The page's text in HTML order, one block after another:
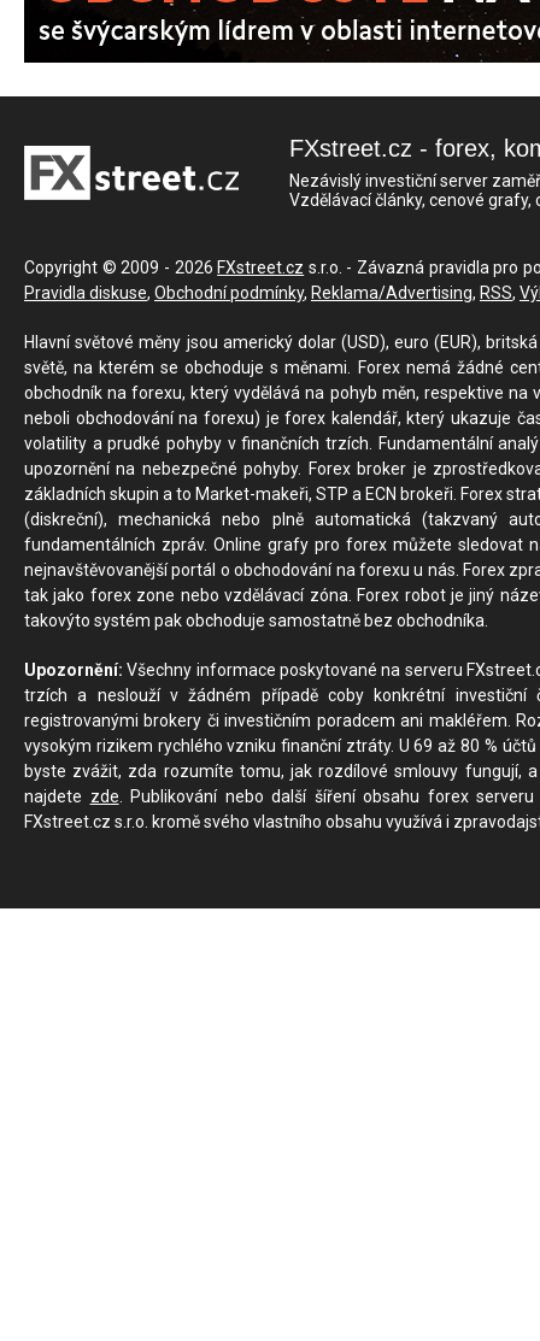
FXstreet.cz - forex,
Nezávislý investiční server
Vzdělávací články, cenové
Copyright © 2009 - 2026 FXstreet.cz s.r.o. - Závazná pravidla pro
Pravidla diskuse, Obchodní podmínky, Reklama/Advertising, RSS,
Hlavní světové měny jsou americký dolar (USD), euro (EUR),
světě, na kterém se obchoduje s měnami. Forex nemá žádné
obchodník na forexu, který vydělává na pohyb měn, respektive
neboli obchodování na forexu) je forex kalendář, který ukazuje
volatility a prudké pohyby v finančních trzích. Fundamentální
upozornění na nebezpečné pohyby. Forex broker je
základních skupin a to Market-makeři, STP a ECN brokeři. Forex
(diskreční), mechanická nebo plně automatická (takzvaný
fundamentálních zpráv. Online grafy pro forex můžete sledovat
nejnavštěvovanější portál o obchodování na forexu u nás. Forex
tak jako forex zone nebo vzdělávací zóna. Forex robot je jiný
takovýto systém pak obchoduje samostatně bez obchodníka.
Upozornění: Všechny informace poskytované na serveru
trzích a neslouží v žádném případě coby konkrétní investiční
registrovanými brokery či investičním poradcem ani makléřem.
vysokým rizikem rychlého vzniku finanční ztráty. U 69 až 80 %
byste zvážit, zda rozumíte tomu, jak rozdílové smlouvy fungují,
najdete zde. Publikování nebo další šíření obsahu forex
FXstreet.cz s.r.o. kromě svého vlastního obsahu využívá i